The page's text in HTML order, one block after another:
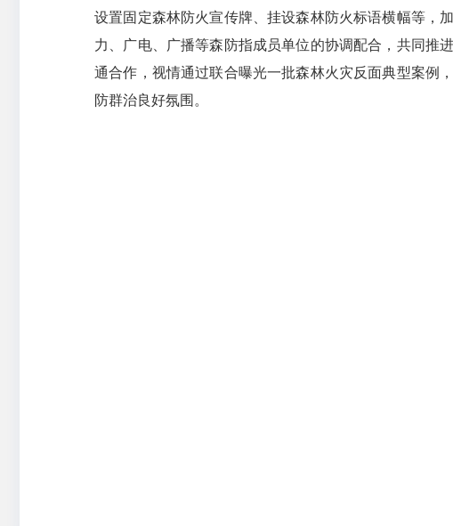
设置固定森林防火宣传牌、挂设森林防火标语横幅等，加
力、广电、广播等森防指成员单位的协调配合，共同推
通合作，视情通过联合曝光一批森林火灾反面典型案例
防群治良好氛围。